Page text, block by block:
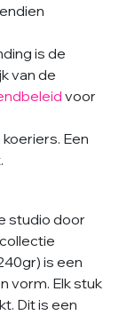
is de
van de
voor
Een
studio door
is een
vorm. Elk stuk
Dit is een